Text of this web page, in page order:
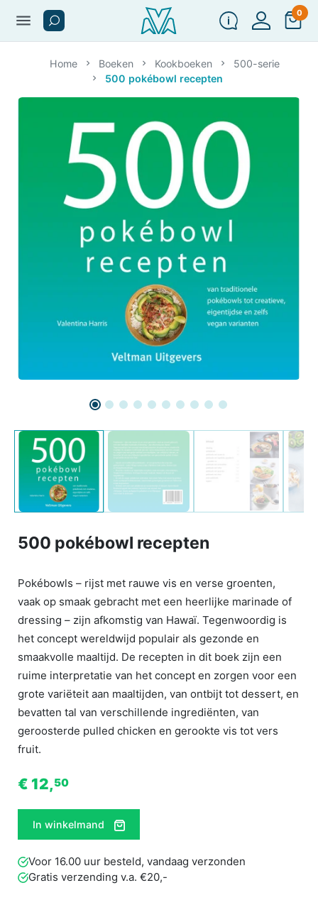
menu 0
Home Boeken Kookboeken
500-serie
500 pokébowl recepten
500 pokébowl recepten
Pokébowls – rijst met rauwe vis en verse groenten,
vaak op smaak gebracht met een heerlijke marinade of
dressing – zijn afkomstig van Hawaï. Tegenwoordig is
het concept wereldwijd populair als gezonde en
smaakvolle maaltijd. De recepten in dit boek zijn een
ruime interpretatie van het concept en zorgen voor een
grote variëteit aan maaltijden, van ontbijt tot dessert, en
bevatten tal van verschillende ingrediënten, van
geroosterde pulled chicken en gerookte vis tot vers
fruit.
€ 12,50
In winkelmand
Voor 16.00 uur besteld, vandaag verzonden
Gratis verzending v.a. €20,-